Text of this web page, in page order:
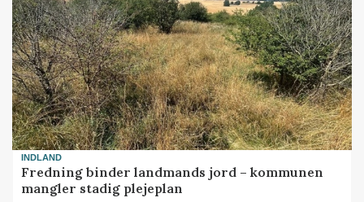
INDLAND
Fredning binder landmands jord – kommunen
mangler stadig plejeplan